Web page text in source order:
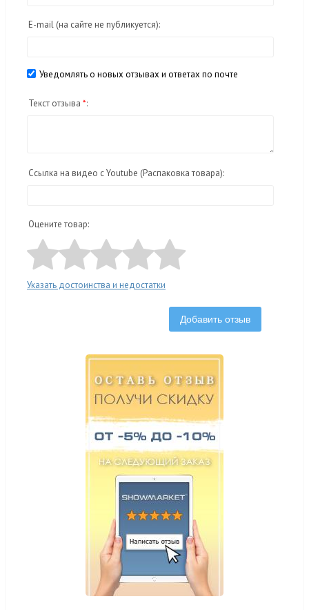
E-mail (на сайте не публикуется):
Уведомлять о новых отзывах и ответах по почте
Текст отзыва *:
Ссылка на видео с Youtube (Распаковка товара):
Оцените товар:
Указать достоинства и недостатки
Добавить отзыв